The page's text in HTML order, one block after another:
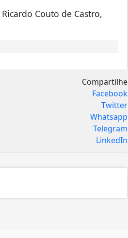
Couto de Castro,
Compartilhe
Facebook
Twitter
Whatsapp
Telegram
LinkedIn